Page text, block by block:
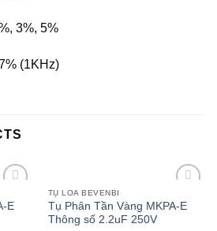
3%, 5%
(1KHz)
to
E
Add to
wishlist
TỤ LOA BEVENBI
Tụ Phân Tần Vàng MKPA-E
Thông số 2.2uF 250V